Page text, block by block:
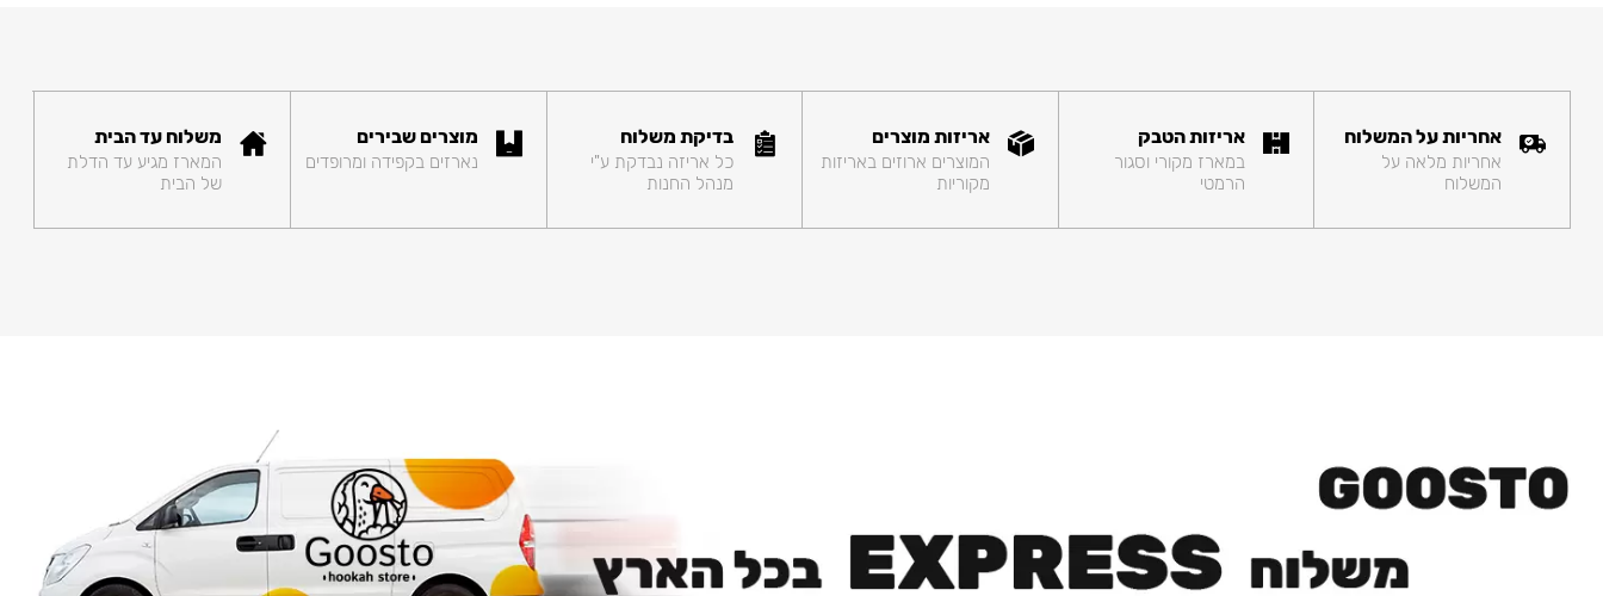
אחריות על המשלוח
אחריות מלאה על
המשלוח
אריזות הטבק
במארז מקורי וסגור
הרמטי
אריזות מוצרים
המוצרים ארוזים באריזות
מקוריות
בדיקת משלוח
כל אריזה נבדקת ע"י
מנהל החנות
מוצרים שבירים
נארזים בקפידה ומרופדים
משלוח עד הבית
המארז מגיע עד הדלת
של הבית